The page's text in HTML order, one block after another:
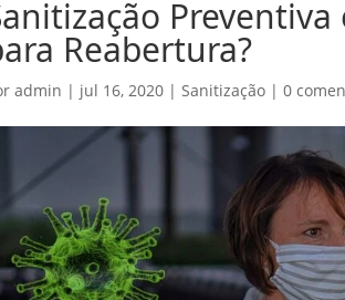
Reabertura?
admin | jul 16, 2020 | Sanitização |0